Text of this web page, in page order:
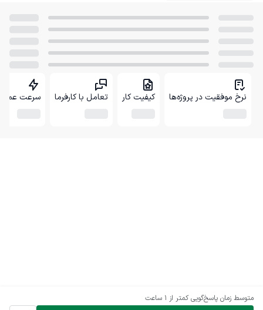
متوسط زمان پاسخ‌گویی کمتر از 1 ساعت
نرخ موفقیت در پروژه‌ها کیفیت کار تعامل با کارفرما سرعت عمل